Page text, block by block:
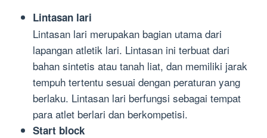
Lintasan lari
Lintasan lari merupakan bagian utama dari
lapangan atletik lari. Lintasan ini terbuat dari
bahan sintetis atau tanah liat, dan memiliki jarak
tempuh tertentu sesuai dengan peraturan yang
berlaku. Lintasan lari berfungsi sebagai tempat
para atlet berlari dan berkompetisi.
Start block